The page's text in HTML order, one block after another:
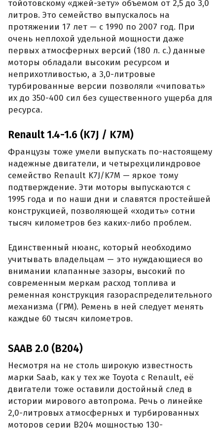
тойотовскому «джей-зету» объемом от 2,5 до 3,0
литров. Это семейство выпускалось на
протяжении 17 лет — с 1990 по 2007 год. При
очень неплохой удельной мощности даже
первых атмосферных версий (180 л. с.) данные
моторы обладали высоким ресурсом и
неприхотливостью, а 3,0-литровые
турбированные версии позволяли «чиповать»
их до 350-400 сил без существенного ущерба для
ресурса.
Renault 1.4-1.6 (K7J / K7M)
Французы тоже умели выпускать по-настоящему
надежные двигатели, и четырехцилиндровое
семейство Renault K7J/K7M — яркое тому
подтверждение. Эти моторы выпускаются с
1995 года и по наши дни и славятся простейшей
конструкцией, позволяющей «ходить» сотни
тысяч километров без каких-либо проблем.
Единственный нюанс, который необходимо
учитывать владельцам — это нуждающиеся во
внимании клапанные зазоры, высокий по
современным меркам расход топлива и
ременная конструкция газораспределительного
механизма (ГРМ). Ремень в ней следует менять
каждые 60 тысяч километров.
SAAB 2.0 (B204)
Несмотря на не столь широкую известность
марки Saab, как у тех же Toyota с Renault, её
двигатели тоже оставили достойный след в
истории мирового автопрома. Речь о линейке
2,0-литровых атмосферных и турбированных
моторов серии B204 мощностью 130-